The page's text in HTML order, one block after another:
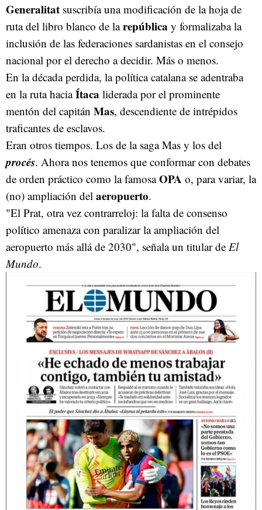
Generalitat suscribía una modificación de la hoja de
ruta del libro blanco de larepública y formalizaba la
inclusión de las federaciones sardanistas en el consejo
nacional por el derecho a decidir. Más o menos.
En la década perdida, la política catalana se adentraba
en la ruta haciaÍtaca liderada por el prominente
mentón del capitán Mas, descendiente de intrépidos
traficantes de esclavos.
Eran otros tiempos. Los de la saga Mas y los del
procés. Ahora nos tenemos que conformar con debates
de orden práctico como la famosaOPA o, para variar, la
(no) ampliación del aeropuerto.
"El Prat, otra vez contrarreloj: la falta de consenso
político amenaza con paralizar la ampliación del
aeropuerto más allá de 2030", señala un titular de El
Mundo.